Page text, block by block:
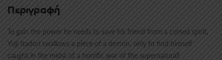
Περιγραφή
To gain the power he needs to save his friend from a cursed spirit,
Yuji Itadori swallows a piece of a demon, only to find himself
caught in the midst of a horrific war of the supernatural!